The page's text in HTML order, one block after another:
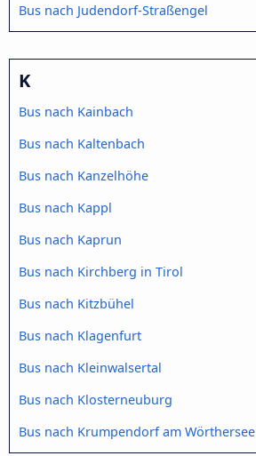
Bus nach Judendorf-Straßengel
K
Bus nach Kainbach
Bus nach Kaltenbach
Bus nach Kanzelhöhe
Bus nach Kappl
Bus nach Kaprun
Bus nach Kirchberg in Tirol
Bus nach Kitzbühel
Bus nach Klagenfurt
Bus nach Kleinwalsertal
Bus nach Klosterneuburg
Bus nach Krumpendorf am Wörthersee